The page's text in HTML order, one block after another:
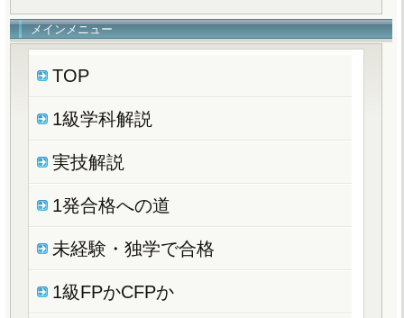
メインメニュー
TOP
1級学科解説
実技解説
1発合格への道
未経験・独学で合格
1級FPかCFPか